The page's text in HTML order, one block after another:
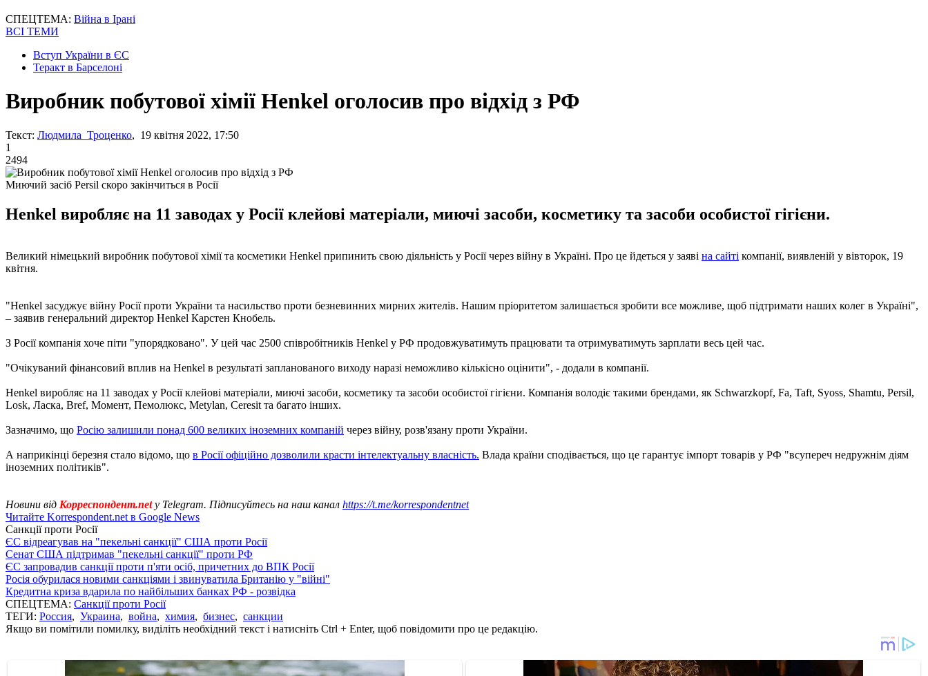
СПЕЦТЕМА: Війна в Ірані
ВСІ ТЕМИ
Вступ України в ЄС
Теракт в Барселоні
Виробник побутової хімії Henkel оголосив про відхід з РФ
Текст: Людмила Троценко, 19 квітня 2022, 17:50
1
2494
Миючий засіб Persil скоро закінчиться в Росії
Henkel виробляє на 11 заводах у Росії клейові матеріали, миючі засоби, косметику та засоби особистої гігієни.
Великий німецький виробник побутової хімії та косметики Henkel припинить свою діяльність у Росії через війну в Україні. Про це йдеться у заяві на сайті компанії, виявленій у вівторок, 19
квітня.
"Henkel засуджує війну Росії проти України та насильство проти безневинних мирних жителів. Нашим пріоритетом залишається зробити все можливе, щоб підтримати наших колег в Україні",
– заявив генеральний директор Henkel Карстен Кнобель.
З Росії компанія хоче піти "упорядковано". У цей час 2500 співробітників Henkel у РФ продовжуватимуть працювати та отримуватимуть зарплати весь цей час.
"Очікуваний фінансовий вплив на Henkel в результаті запланованого виходу наразі неможливо кількісно оцінити", - додали в компанії.
Henkel виробляє на 11 заводах у Росії клейові матеріали, миючі засоби, косметику та засоби особистої гігієни. Компанія володіє такими брендами, як Schwarzkopf, Fa, Taft, Syoss, Shamtu, Persil,
Losk, Ласка, Bref, Момент, Пемолюкс, Metylan, Ceresit та багато інших.
Зазначимо, що Росію залишили понад 600 великих іноземних компаній через війну, розв'язану проти України.
А наприкінці березня стало відомо, що в Росії офіційно дозволили красти інтелектуальну власність. Влада країни сподівається, що це гарантує імпорт товарів у РФ "всупереч недружнім діям
іноземних політиків".
Новини від Корреспондент.netу Telegram. Підписуйтесь на наш канал https://t.me/korrespondentnet
Читайте Korrespondent.net в Google News
Санкції проти Росії
ЄС відреагував на "пекельні санкції" США проти Росії
Сенат США підтримав "пекельні санкції" проти РФ
ЄС запровадив санкції проти п'яти осіб, причетних до ВПК Росії
Росія обурилася новими санкціями і звинуватила Британію у "війні"
Кредитна криза вдарила по найбільших банках РФ - розвідка
СПЕЦТЕМА: Санкції проти Росії
ТЕГИ: Россия, Украина, война, химия, бизнес, санкции
Якщо ви помітили помилку, виділіть необхідний текст і натисніть Ctrl + Enter, щоб повідомити про це редакцію.